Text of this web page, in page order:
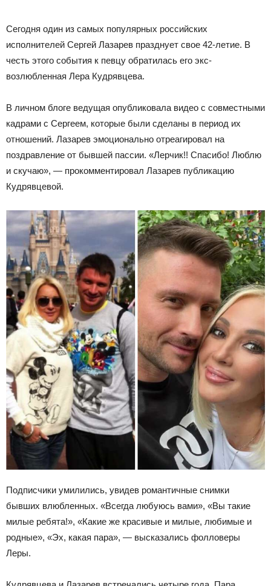
Сегодня один из самых популярных российских
исполнителей Сергей Лазарев празднует свое 42-летие. В
честь этого события к певцу обратилась его экс-
возлюбленная Лера Кудрявцева.
В личном блоге ведущая опубликовала видео с совместными
кадрами с Сергеем, которые были сделаны в период их
отношений. Лазарев эмоционально отреагировал на
поздравление от бывшей пассии. «Лерчик!! Спасибо! Люблю
и скучаю», — прокомментировал Лазарев публикацию
Кудрявцевой.
Подписчики умилились, увидев романтичные снимки
бывших влюбленных. «Всегда любуюсь вами», «Вы такие
милые ребята!», «Какие же красивые и милые, любимые и
родные», «Эх, какая пара», — высказались фолловеры
Леры.